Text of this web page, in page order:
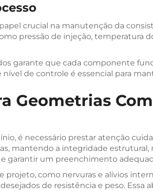
crucial na manutenção da
pressão de injeção, temperatura
garante que cada componente
de controle é essencial para
Geometrias
é necessário prestar atenção
mantendo a integridade
garantir um preenchimento
como nervuras e alívios
de resistência e peso. Essa